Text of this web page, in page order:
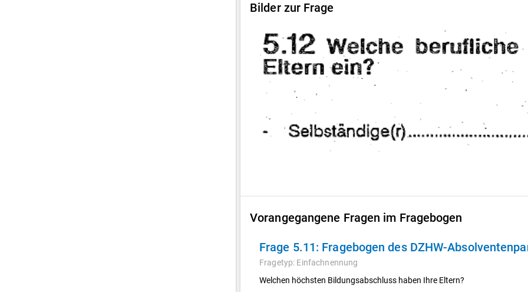
Bilder zur Frage
Vorangegangene Fragen im Fragebogen
Frage 5.11: Fragebogen des DZHW-
Fragetyp: Einfachnennung
Welchen höchsten Bildungsabschluss haben Ihre Eltern?